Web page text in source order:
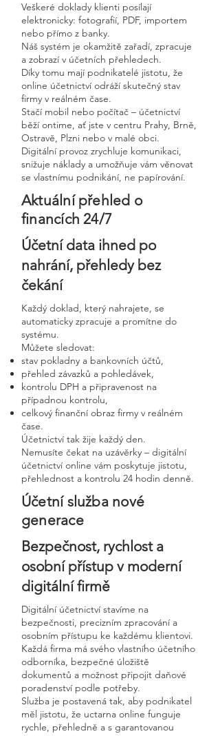
Veškeré doklady klienti posílají
elektronicky: fotografií, PDF, importem
nebo přímo z banky.
Náš systém je okamžitě zařadí, zpracuje
a zobrazí v účetních přehledech.
Díky tomu mají podnikatelé jistotu, že
online účetnictví odráží skutečný stav
firmy v reálném čase.
Stačí mobil nebo počítač – účetnictví
běží ontime, ať jste v centru Prahy, Brně,
Ostravě, Plzni nebo v malé obci.
Digitální provoz zrychluje komunikaci,
snižuje náklady a umožňuje vám věnovat
se vlastnímu podnikání, ne papírování.
Aktuální přehled o
financích 24/7
Účetní data ihned po
nahrání, přehledy bez
čekání
Každý doklad, který nahrajete, se
automaticky zpracuje a promítne do
systému.
Můžete sledovat:
stav pokladny a bankovních účtů,
přehled závazků a pohledávek,
kontrolu DPH a připravenost na
případnou kontrolu,
celkový finanční obraz firmy v reálném
čase.
Účetnictví tak žije každý den.
Nemusíte čekat na uzávěrky – digitální
účetnictví online vám poskytuje jistotu,
přehlednost a kontrolu 24 hodin denně.
Účetní služba nové
generace
Bezpečnost, rychlost a
osobní přístup v moderní
digitální firmě
Digitální účetnictví stavíme na
bezpečnosti, precizním zpracování a
osobním přístupu ke každému klientovi.
Každá firma má svého vlastního účetního
odborníka, bezpečné úložiště
dokumentů a možnost připojit daňové
poradenství podle potřeby.
Služba je postavená tak, aby podnikatel
měl jistotu, že uctarna online funguje
rychle, přehledně a s garantovanou